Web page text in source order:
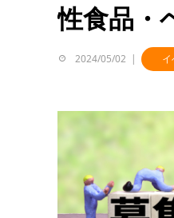
性食品・
2024/05/02 イ